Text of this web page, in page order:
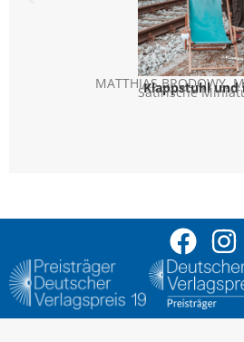
MATTHIAS BRODOWY,
Klappstuhl und
Satirische